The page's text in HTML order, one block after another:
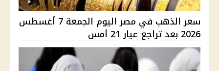
سعر الذهب في مصر اليوم الجمعة 7 أغسطس
2026 بعد تراجع عيار 21 أمس